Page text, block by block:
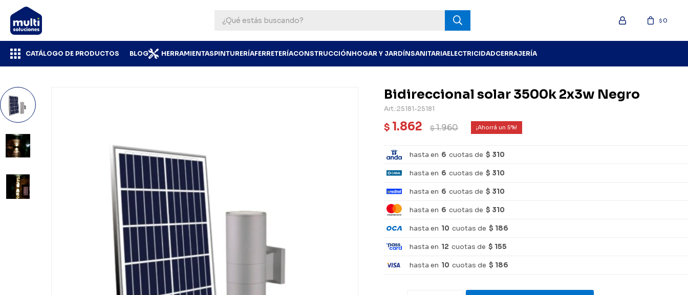
CATÁLOGO DE PRODUCTOS BLOG HERRAMIENTASPINTURERÍAFERRETERÍACONSTRUCCIÓNHOGAR Y JARDÍNSANITARIAELECTRICIDADCERRAJERÍA
$0
Bidireccional solar 3500k 2x3w Negro
25181-25181
$ 1.862 $1.960 5
hasta en 6 cuotas de $ 310
hasta en 6 cuotas de $ 310
hasta en 6 cuotas de $ 310
hasta en 6 cuotas de $ 310
hasta en 10 cuotas de $ 186
hasta en 12 cuotas de $ 155
hasta en 10 cuotas de $ 186